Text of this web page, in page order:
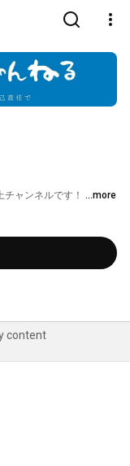
ャンネルです！ ...more
content